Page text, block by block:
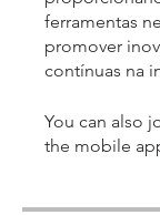
ferramentas
promover
contínuas na
You can also
the mobile